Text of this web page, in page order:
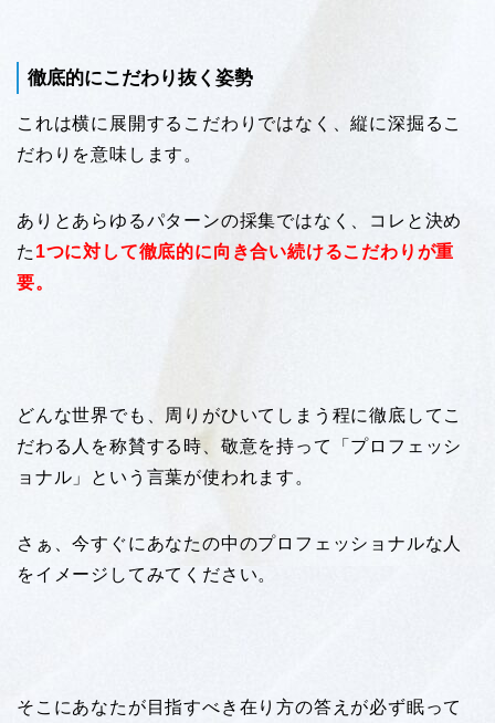
徹底的にこだわり抜く姿勢
これは横に展開するこだわりではなく、縦に深掘るこ
だわりを意味します。
ありとあらゆるパターンの採集ではなく、コレと決め
た 1つに対して徹底的に向き合い続けるこだわりが重
要。
どんな世界でも、周りがひいてしまう程に徹底してこ
だわる人を称賛する時、敬意を持って「プロフェッシ
ョナル」という言葉が使われます。
さぁ、今すぐにあなたの中のプロフェッショナルな人
をイメージしてみてください。
そこにあなたが目指すべき在り方の答えが必ず眠って